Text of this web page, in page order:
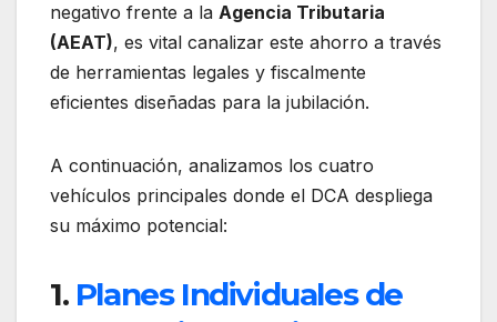
negativo frente a la Agencia Tributaria
(AEAT), es vital canalizar este ahorro a través
de herramientas legales y fiscalmente
eficientes diseñadas para la jubilación.
A continuación, analizamos los cuatro
vehículos principales donde el DCA despliega
su máximo potencial:
1. Planes Individuales de